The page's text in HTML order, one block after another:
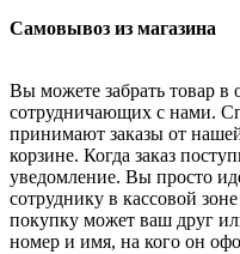
Самовывоз из магазина
Вы можете забрать товар в
сотрудничающих с нами.
принимают заказы от
корзине. Когда заказ
уведомление. Вы просто
сотруднику в кассовой
покупку может ваш друг
номер и имя, на кого он